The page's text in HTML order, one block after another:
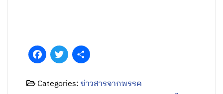
Tags:ดอนเมือง,